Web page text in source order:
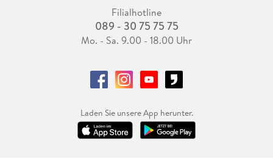
Filialhotline
089 - 30 75 75 75
Mo. - Sa. 9.00 - 18.00 Uhr
Laden Sie unsere App herunter.